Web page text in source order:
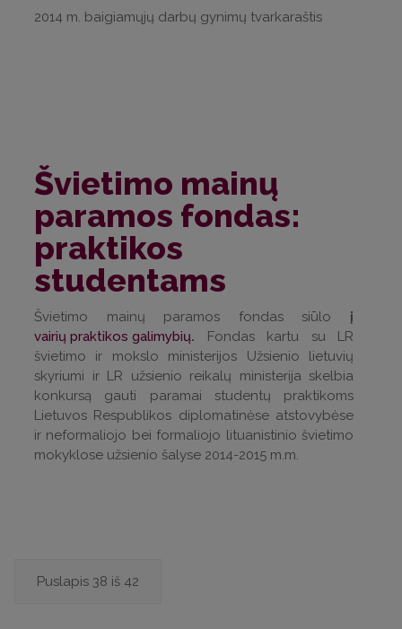
2014 m. baigiamųjų darbų gynimų tvarkaraštis
Švietimo mainų
paramos fondas:
praktikos
studentams
Švietimo mainų paramos fondas siūlo į
vairių praktikos galimybių. Fondas kartu su LR
švietimo ir mokslo ministerijos Užsienio lietuvių
skyriumi ir LR užsienio reikalų ministerija skelbia
konkursą gauti paramai studentų praktikoms
Lietuvos Respublikos diplomatinėse atstovybėse
ir neformaliojo bei formaliojo lituanistinio švietimo
mokyklose užsienio šalyse 2014-2015 m.m.
Puslapis 38 iš 42